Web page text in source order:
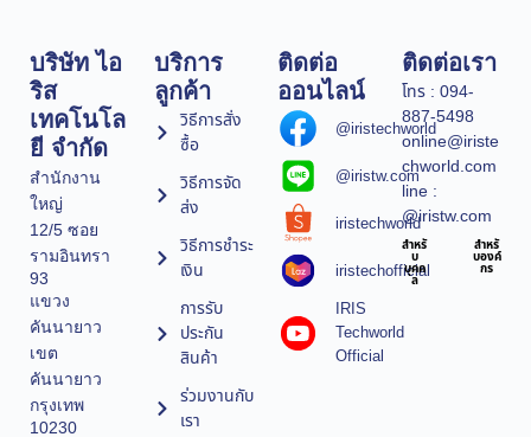
บริษัท ไอ
ริส
เทคโนโล
ยี จำกัด
สำนักงาน
ใหญ่
12/5 ซอย
รามอินทรา
93
แขวง
คันนายาว
เขต
คันนายาว
กรุงเทพ
10230
บริการ
ลูกค้า
วิธีการสั่ง
ซื้อ
วิธีการจัด
ส่ง
วิธีการชำระ
เงิน
การรับ
ประกัน
สินค้า
ร่วมงานกับ
เรา
ติดต่อ
ออนไลน์
@iristechworld
@iristw.com
iristechworld
iristechofficial
IRIS
Techworld
Official
ติดต่อเรา
โทร : 094-
887-5498
online@iriste
chworld.com
line :
@iristw.com
สำหรั
บ
บุคค
ล
สำหรั
บองค์
กร